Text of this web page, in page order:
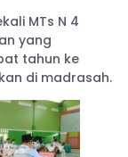
MTs N 4
yang
tahun ke
di madrasah.